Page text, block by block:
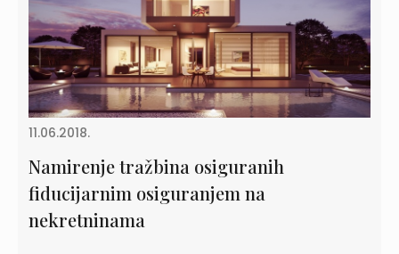
11.06.2018.
Namirenje tražbina osiguranih
fiducijarnim osiguranjem na
nekretninama